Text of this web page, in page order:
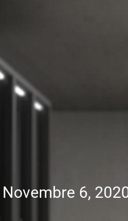
Novembre 6,